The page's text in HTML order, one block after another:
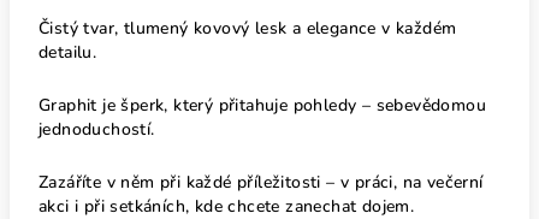
Čistý tvar, tlumený kovový lesk a elegance v každém
detailu.
Graphit je šperk, který přitahuje pohledy – sebevědomou
jednoduchostí.
Zazáříte v něm při každé příležitosti – v práci, na večerní
akci i při setkáních, kde chcete zanechat dojem.